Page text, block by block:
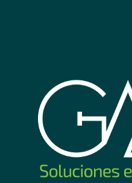
Access Point Hikvision
AX3000M Gigabit para techo